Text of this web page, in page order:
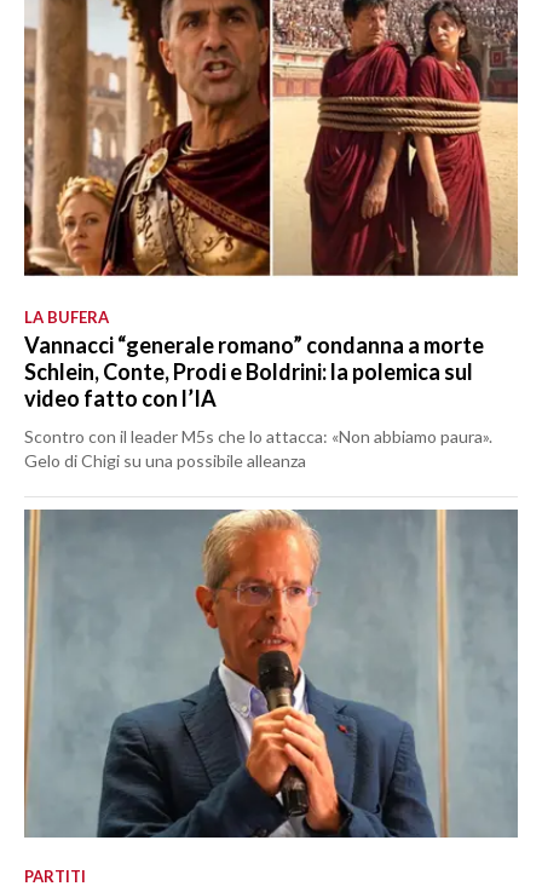
LA BUFERA
Vannacci “generale romano” condanna a morte
Schlein, Conte, Prodi e Boldrini: la polemica sul
video fatto con l’IA
Scontro con il leader M5s che lo attacca: «Non abbiamo paura».
Gelo di Chigi su una possibile alleanza
PARTITI